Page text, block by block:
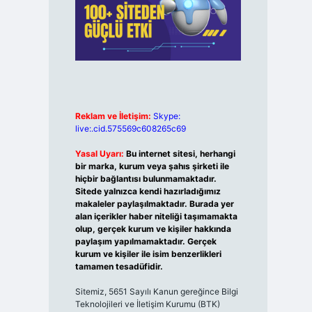
Reklam ve İletişim: Skype:
live:.cid.575569c608265c69
Yasal Uyarı: Bu internet sitesi, herhangi
bir marka, kurum veya şahıs şirketi ile
hiçbir bağlantısı bulunmamaktadır.
Sitede yalnızca kendi hazırladığımız
makaleler paylaşılmaktadır. Burada yer
alan içerikler haber niteliği taşımamakta
olup, gerçek kurum ve kişiler hakkında
paylaşım yapılmamaktadır. Gerçek
kurum ve kişiler ile isim benzerlikleri
tamamen tesadüfidir.
Sitemiz, 5651 Sayılı Kanun gereğince Bilgi
Teknolojileri ve İletişim Kurumu (BTK)